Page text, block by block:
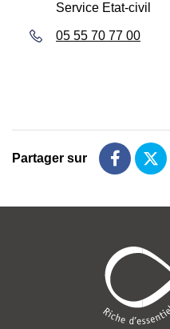
Service Etat-civil
05 55 70 77 00
Partager sur